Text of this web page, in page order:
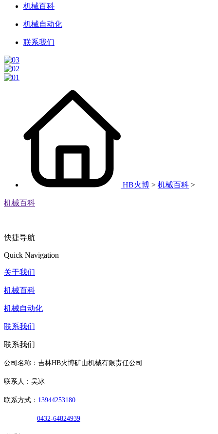
机械百科
机械自动化
联系我们
HB火博 > 机械百科 >
机械百科
快捷导航
Quick Navigation
关于我们
机械百科
机械自动化
联系我们
联系我们
公司名称：吉林HB火博矿山机械有限责任公司
联系人：吴冰
联系方式： 13944253180
0432-64824939